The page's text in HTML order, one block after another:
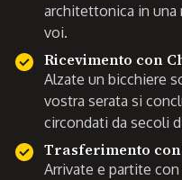
architettonica in una
voi.
Ricevimento con
Alzate un bicchiere
vostra serata si
circondati da secoli
Trasferimento
Arrivate e partite